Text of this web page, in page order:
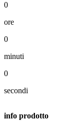
0
ore
0
minuti
0
secondi
info prodotto